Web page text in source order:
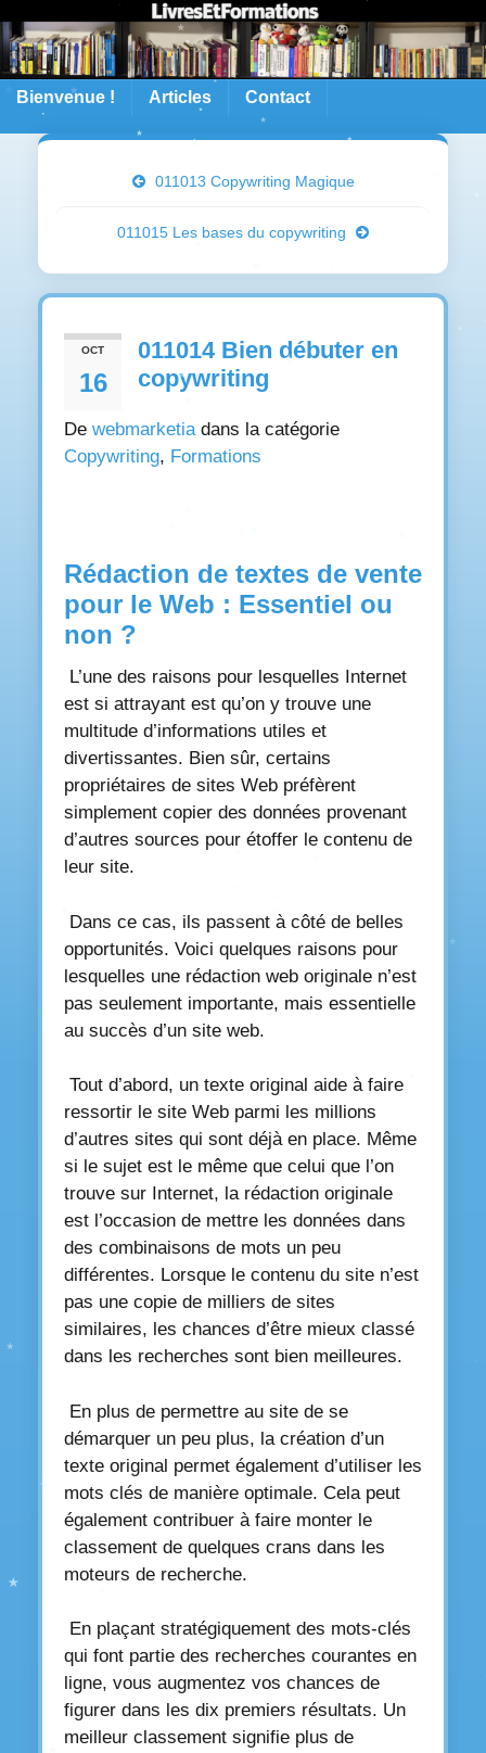
Bienvenue ! Articles Contact
011013 Copywriting Magique
011015 Les bases du copywriting
OCT
16
011014 Bien débuter en
copywriting
De webmarketiadans la catégorie
Copywriting, Formations
Rédaction de textes de vente
pour le Web : Essentiel ou
non ?
L’une des raisons pour lesquelles Internet
est si attrayant est qu’on y trouve une
multitude d’informations utiles et
divertissantes. Bien sûr, certains
propriétaires de sites Web préfèrent
simplement copier des données provenant
d’autres sources pour étoffer le contenu de
leur site.
Dans ce cas, ils passent à côté de belles
opportunités. Voici quelques raisons pour
lesquelles une rédaction web originale n’est
pas seulement importante, mais essentielle
au succès d’un site web.
Tout d’abord, un texte original aide à faire
ressortir le site Web parmi les millions
d’autres sites qui sont déjà en place. Même
si le sujet est le même que celui que l’on
trouve sur Internet, la rédaction originale
est l’occasion de mettre les données dans
des combinaisons de mots un peu
différentes. Lorsque le contenu du site n’est
pas une copie de milliers de sites
similaires, les chances d’être mieux classé
dans les recherches sont bien meilleures.
En plus de permettre au site de se
démarquer un peu plus, la création d’un
texte original permet également d’utiliser les
mots clés de manière optimale. Cela peut
également contribuer à faire monter le
classement de quelques crans dans les
moteurs de recherche.
En plaçant stratégiquement des mots-clés
qui font partie des recherches courantes en
ligne, vous augmentez vos chances de
figurer dans les dix premiers résultats. Un
meilleur classement signifie plus de